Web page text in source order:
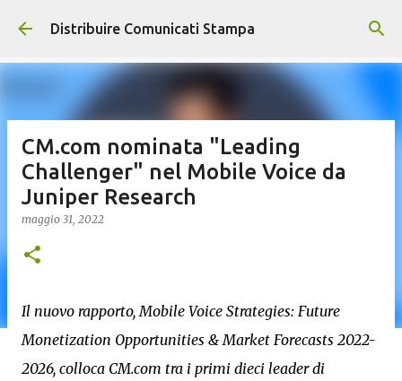
Passa ai contenuti principali
Distribuire Comunicati Stampa
CM.com nominata "Leading
Challenger" nel Mobile Voice da
Juniper Research
maggio 31, 2022
Il nuovo rapporto, Mobile Voice Strategies: Future
Monetization Opportunities & Market Forecasts 2022-
2026, colloca CM.com tra i primi dieci leader di